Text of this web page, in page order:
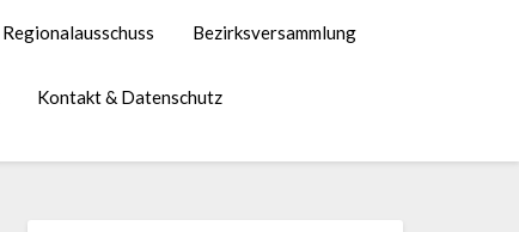
Regionalausschuss Bezirksversammlung
Kontakt & Datenschutz